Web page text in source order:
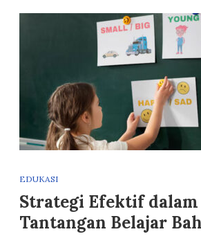
EDUKASI
Strategi Efektif dalam
Tantangan Belajar